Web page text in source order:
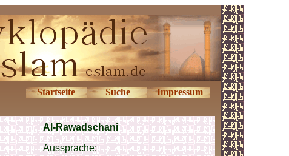
Startseite Suche Impressum
Al-Rawadschani
Aussprache: